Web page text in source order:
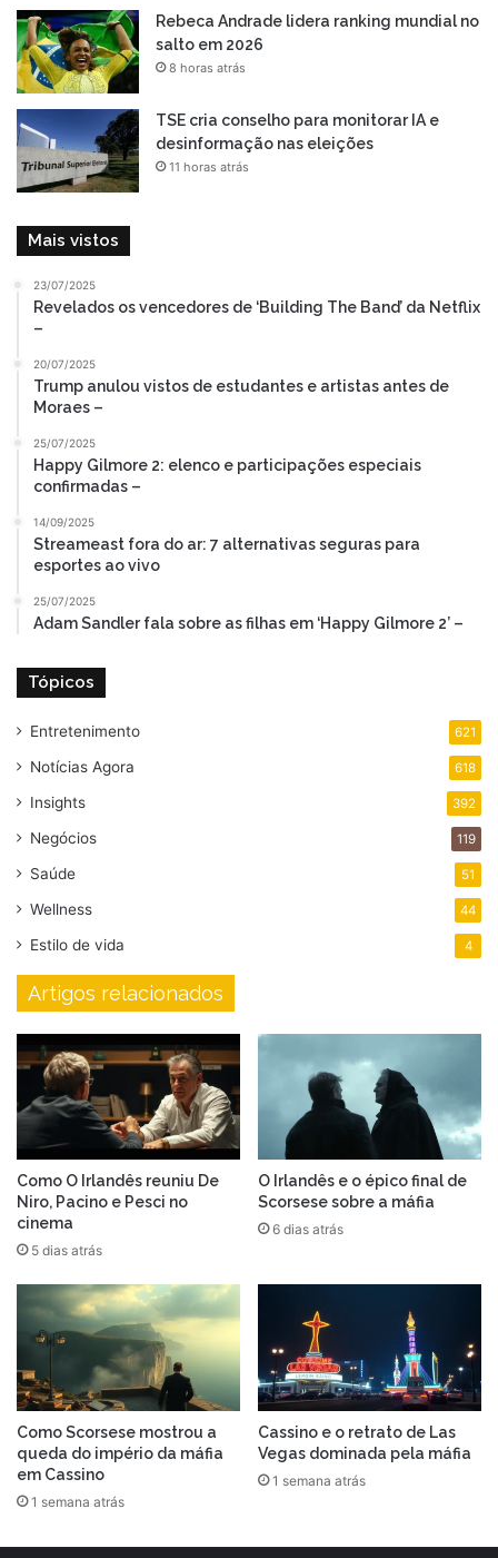
Rebeca Andrade lidera ranking mundial no
salto em 2026
8 horas atrás
TSE cria conselho para monitorar IA e
desinformação nas eleições
11 horas atrás
Mais vistos
23/07/2025
Revelados os vencedores de ‘Building The Band’ da Netflix
–
20/07/2025
Trump anulou vistos de estudantes e artistas antes de
Moraes –
25/07/2025
Happy Gilmore 2: elenco e participações especiais
confirmadas –
14/09/2025
Streameast fora do ar: 7 alternativas seguras para
esportes ao vivo
25/07/2025
Adam Sandler fala sobre as filhas em ‘Happy Gilmore 2’ –
Tópicos
Entretenimento 621
Notícias Agora 618
Insights 392
Negócios 119
Saúde 51
Wellness 44
Estilo de vida 4
Artigos relacionados
Como O Irlandês reuniu De
Niro, Pacino e Pesci no
cinema
5 dias atrás
O Irlandês e o épico final de
Scorsese sobre a máfia
6 dias atrás
Como Scorsese mostrou a
queda do império da máfia
em Cassino
1 semana atrás
Cassino e o retrato de Las
Vegas dominada pela máfia
1 semana atrás